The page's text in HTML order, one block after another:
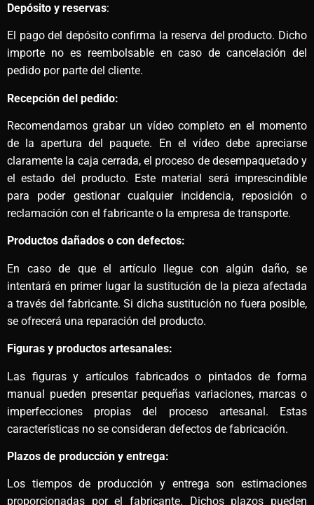
Depósito y reservas:
El pago del depósito confirma la reserva del producto. Dicho
importe no es reembolsable en caso de cancelación del
pedido por parte del cliente.
Recepción del pedido:
Recomendamos grabar un vídeo completo en el momento
de la apertura del paquete. En el vídeo debe apreciarse
claramente la caja cerrada, el proceso de desempaquetado y
el estado del producto. Este material será imprescindible
para poder gestionar cualquier incidencia, reposición o
reclamación con el fabricante o la empresa de transporte.
Productos dañados o con defectos:
En caso de que el artículo llegue con algún daño, se
intentará en primer lugar la sustitución de la pieza afectada
a través del fabricante. Si dicha sustitución no fuera posible,
se ofrecerá una reparación del producto.
Figuras y productos artesanales:
Las figuras y artículos fabricados o pintados de forma
manual pueden presentar pequeñas variaciones, marcas o
imperfecciones propias del proceso artesanal. Estas
características no se consideran defectos de fabricación.
Plazos de producción y entrega:
Los tiempos de producción y entrega son estimaciones
proporcionadas por el fabricante. Dichos plazos pueden